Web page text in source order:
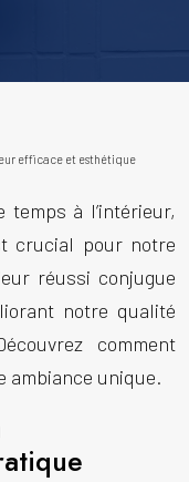
efficace et esthétique
à l’intérieur,
crucial pour notre
réussi conjugue
notre qualité
comment
ambiance unique.